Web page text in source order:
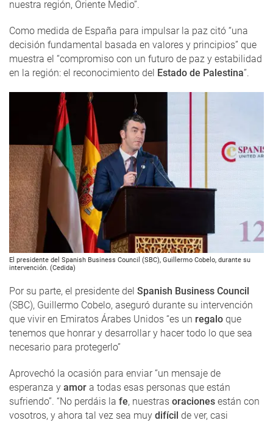
nuestra región, Oriente Medio”.
Como medida de España para impulsar la paz citó “una
decisión fundamental basada en valores y principios” que
muestra el “compromiso con un futuro de paz y estabilidad
en la región: el reconocimiento del Estado de Palestina”.
El presidente del Spanish Business Council (SBC), Guillermo Cobelo, durante su
intervención. (Cedida)
Por su parte, el presidente del Spanish Business Council
(SBC), Guillermo Cobelo, aseguró durante su intervención
que vivir en Emiratos Árabes Unidos “es un regalo que
tenemos que honrar y desarrollar y hacer todo lo que sea
necesario para protegerlo”
Aprovechó la ocasión para enviar “un mensaje de
esperanza y amor a todas esas personas que están
sufriendo”. “No perdáis la fe, nuestras oraciones están con
vosotros, y ahora tal vez sea muy difícil de ver, casi